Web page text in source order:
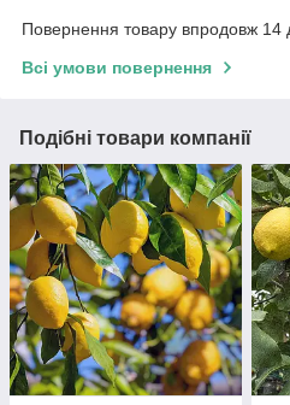
Повернення товару впродовж 14
Всі умови повернення
Подібні товари компанії